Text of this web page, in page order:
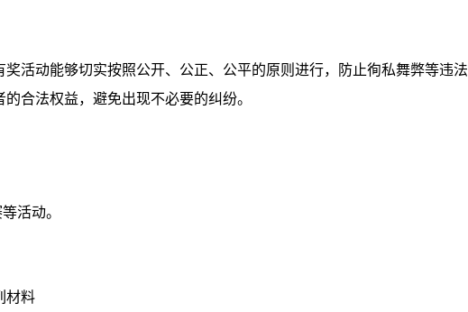
活动能够切实按照公开、公正、公平的原则进行，防止徇私舞弊等违法
合法权益，避免出现不必要的纠纷。
活动。
材料